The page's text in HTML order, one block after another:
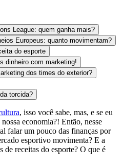
League: quem ganha mais?
Europeus: quanto movimentam?
do esporte
dinheiro com marketing!
dos times do exterior?
torcida?
, isso você sabe, mas, e se eu
economia?! Então, nesse
falar um pouco das finanças por
esportivo movimenta? E a
de receitas do esporte? O que é